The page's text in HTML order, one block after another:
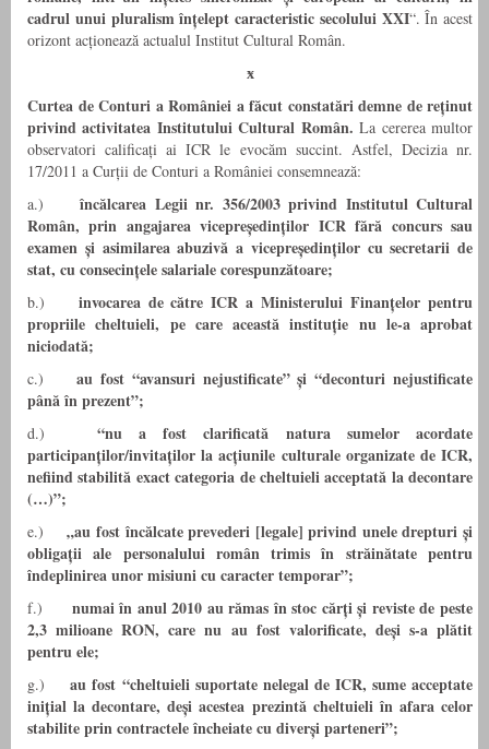
cadrul unui pluralism înțelept caracteristic secolului XXI“. În acest
orizont acționează actualul Institut Cultural Român.
ӿ
Curtea de Conturi a României a făcut constatări demne de reținut
privind activitatea Institutului Cultural Român.La cererea multor
observatori calificați ai ICR le evocăm succint. Astfel, Decizia nr.
17/2011 a Curții de Conturi a României consemnează:
a.) încălcarea Legii nr. 356/2003 privind Institutul Cultural
Român, prin angajarea vicepreședinților ICR fără concurs sau
examen și asimilarea abuzivă a vicepreședinților cu secretarii de
stat, cu consecințele salariale corespunzătoare;
b.)
invocarea de către ICR a Ministerului Finanțelor pentru
propriile cheltuieli, pe care această instituție nu le-a aprobat
niciodată;
c.)au fost “avansuri nejustificate” și “deconturi nejustificate
până în prezent”;
d.) “nu a fost clarificată natura sumelor acordate
participanților/invitaților la acțiunile culturale organizate de ICR,
nefiind stabilită exact categoria de cheltuieli acceptată la decontare
(…)”;
e.)„au fost încălcate prevederi [legale] privind unele drepturi și
obligații ale personalului român trimis în străinătate pentru
îndeplinirea unor misiuni cu caracter temporar”;
f.)
numai în anul 2010 au rămas în stoc cărți și reviste de peste
2,3 milioane RON, care nu au fost valorificate, deși s-a plătit
pentru ele;
g.)au fost “cheltuieli suportate nelegal de ICR, sume acceptate
inițial la decontare, deși acestea prezintă cheltuieli în afara celor
stabilite prin contractele încheiate cu diverși parteneri”;